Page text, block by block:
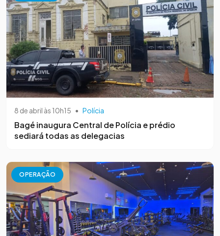
8 de abril às 10h15 • Polícia
Bagé inaugura Central de Polícia e prédio
sediará todas as delegacias
OPERAÇÃO